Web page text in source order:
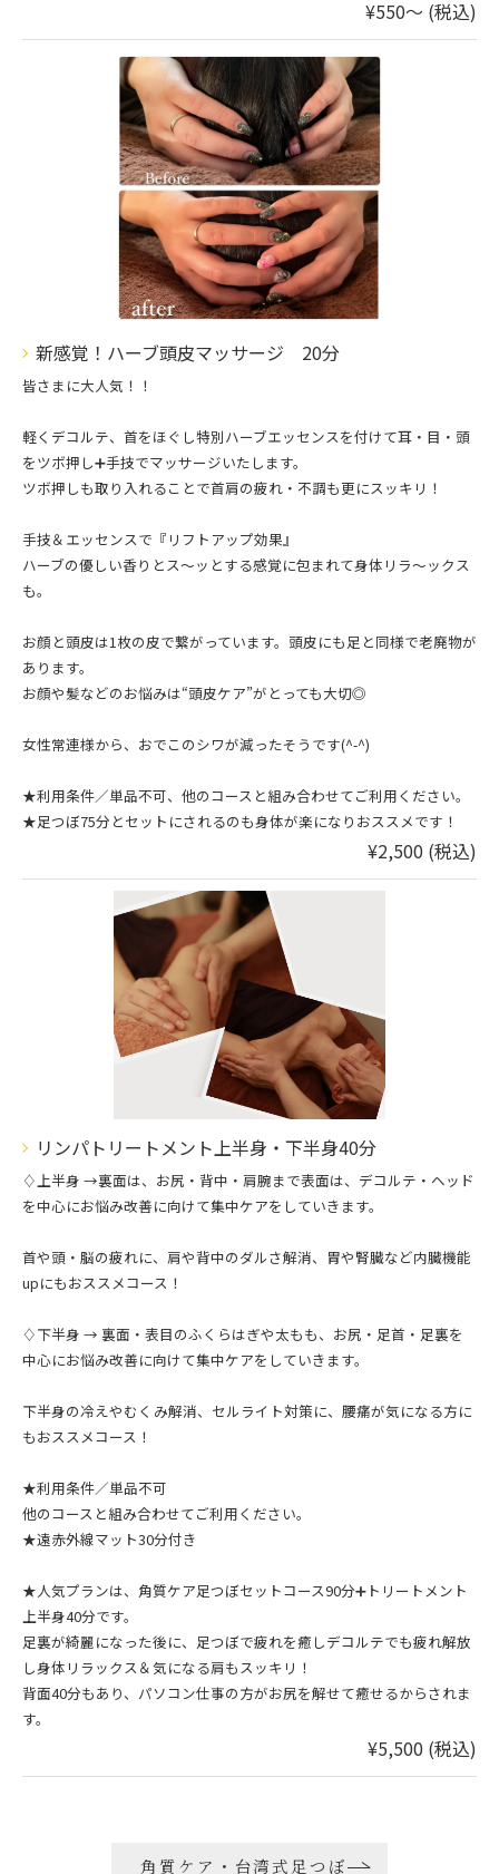
¥550～ (税込)
新感覚！ハーブ頭皮マッサージ 20分
皆さまに大人気！！
軽くデコルテ、首をほぐし特別ハーブエッセンスを付けて耳・目・頭
をツボ押し➕手技でマッサージいたします。
ツボ押しも取り入れることで首肩の疲れ・不調も更にスッキリ！
手技＆エッセンスで『リフトアップ効果』
ハーブの優しい香りとス〜ッとする感覚に包まれて身体リラ〜ックス
も。
お顔と頭皮は1枚の皮で繋がっています。頭皮にも足と同様で老廃物が
あります。
お顔や髪などのお悩みは“頭皮ケア”がとっても大切◎
女性常連様から、おでこのシワが減ったそうです(^-^)
★利用条件／単品不可、他のコースと組み合わせてご利用ください。
★足つぼ75分とセットにされるのも身体が楽になりおススメです！
¥2,500 (税込)
リンパトリートメント上半身・下半身40分
♢上半身 →裏面は、お尻・背中・肩腕まで表面は、デコルテ・ヘッド
を中心にお悩み改善に向けて集中ケアをしていきます。
首や頭・脳の疲れに、肩や背中のダルさ解消、胃や腎臓など内臓機能
upにもおススメコース！
♢下半身 → 裏面・表目のふくらはぎや太もも、お尻・足首・足裏を
中心にお悩み改善に向けて集中ケアをしていきます。
下半身の冷えやむくみ解消、セルライト対策に、腰痛が気になる方に
もおススメコース！
★利用条件／単品不可
他のコースと組み合わせてご利用ください。
★遠赤外線マット30分付き
★人気プランは、角質ケア足つぼセットコース90分➕トリートメント
上半身40分です。
足裏が綺麗になった後に、足つぼで疲れを癒しデコルテでも疲れ解放
し身体リラックス＆気になる肩もスッキリ！
背面40分もあり、パソコン仕事の方がお尻を解せて癒せるからされま
す。
¥5,500 (税込)
角質ケア・台湾式足つぼ